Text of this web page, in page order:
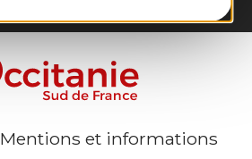
Mentions et informations